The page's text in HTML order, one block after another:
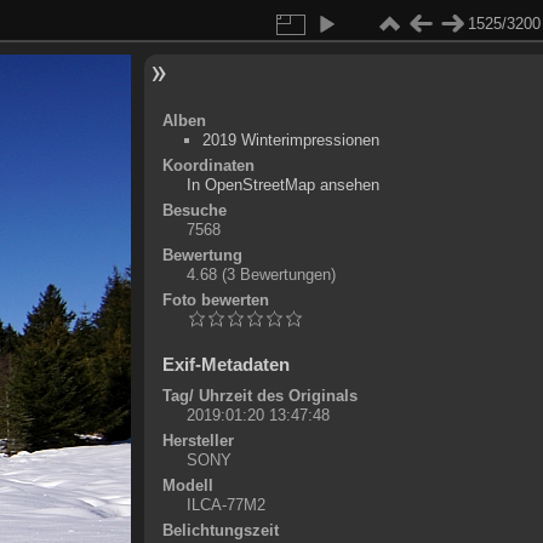
1525/3200
Alben
2019 Winterimpressionen
Koordinaten
+
-
In OpenStreetMap ansehen
Besuche
7568
Bewertung
4.68 (3 Bewertungen)
Foto bewerten
Exif-Metadaten
Tag/ Uhrzeit des Originals
2019:01:20 13:47:48
Hersteller
SONY
Modell
ILCA-77M2
Belichtungszeit